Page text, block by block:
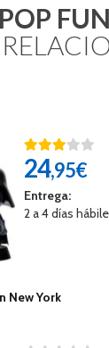
24,95€
Entrega:
2 a 4 días
New York